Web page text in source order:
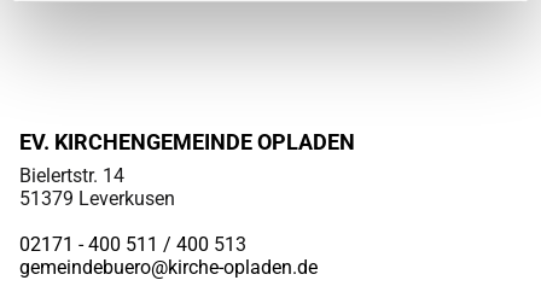
EV. KIRCHENGEMEINDE OPLADEN
Bielertstr. 14
51379 Leverkusen
02171 - 400 511 / 400 513
gemeindebuero@kirche-opladen.de